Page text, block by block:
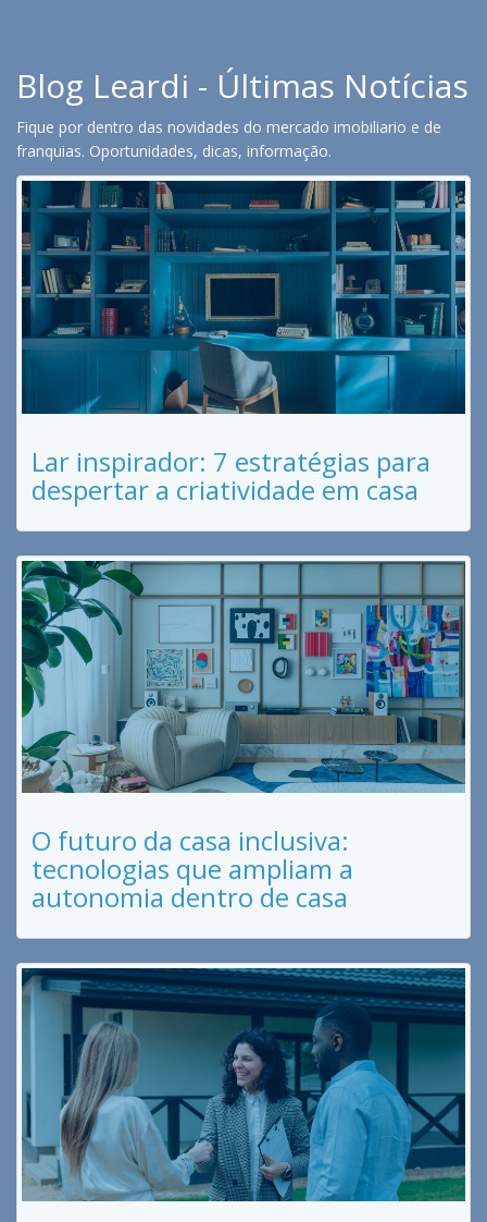
Blog Leardi - Últimas Notícias
Fique por dentro das novidades do mercado imobiliario e de
franquias. Oportunidades, dicas, informação.
Lar inspirador: 7 estratégias para
despertar a criatividade em casa
O futuro da casa inclusiva:
tecnologias que ampliam a
autonomia dentro de casa